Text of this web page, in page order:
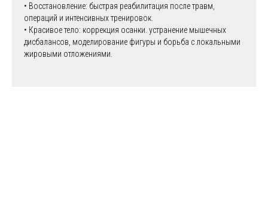
• Восстановление: быстрая реабилитация после травм,
операций и интенсивных тренировок.
• Красивое тело: коррекция осанки. устранение мышечных
дисбалансов, моделирование фигуры и борьба с локальными
жировыми отложениями.